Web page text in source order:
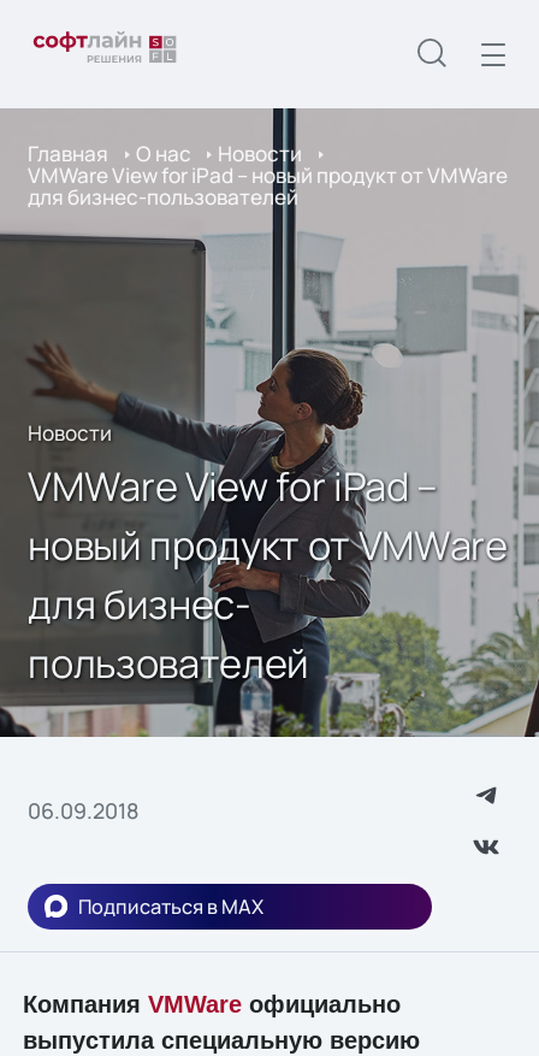
Главная О нас Новости
VMWare View for iPad – новый продукт от VMWare
для бизнес-пользователей
Новости
VMWare View for iPad –
новый продукт от VMWare
для бизнес-
пользователей
06.09.2018
Подписаться в MAX
Компания VMWareофициально
выпустила специальную версию